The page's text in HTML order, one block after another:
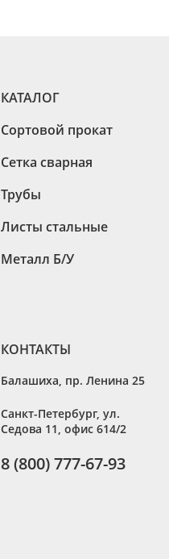
КАТАЛОГ
Сортовой прокат
Сетка сварная
Трубы
Листы стальные
Металл Б/У
КОНТАКТЫ
Балашиха пр. Ленина 25
Санкт-Петербург, ул.
Седова 11, офис 614/2
8 (800) 777-67-93